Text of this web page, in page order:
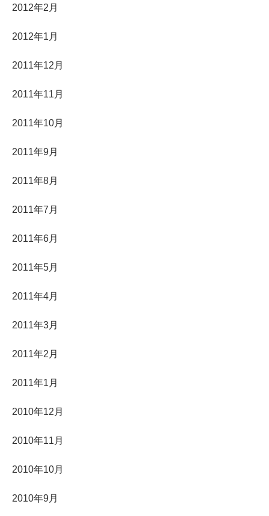
2012年2月
2012年1月
2011年12月
2011年11月
2011年10月
2011年9月
2011年8月
2011年7月
2011年6月
2011年5月
2011年4月
2011年3月
2011年2月
2011年1月
2010年12月
2010年11月
2010年10月
2010年9月